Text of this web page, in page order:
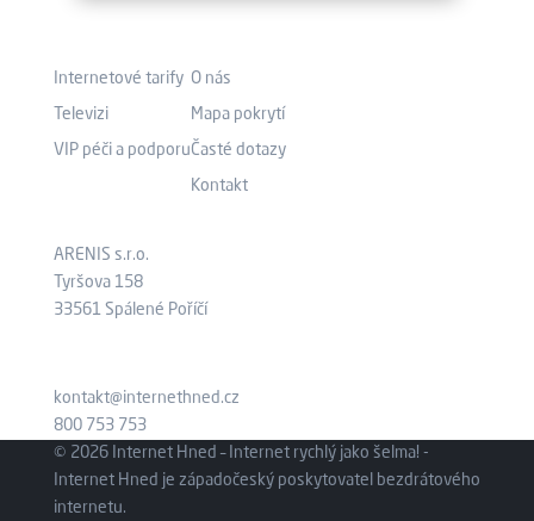
Internetové tarify
Televizi
VIP péči a podporu
O nás
Mapa pokrytí
Časté dotazy
Kontakt
ARENIS s.r.o.
Tyršova 158
33561 Spálené Poříčí
kontakt@internethned.cz
800 753 753
© 2026 Internet Hned – Internet rychlý jako šelma! -
Internet Hned je západočeský poskytovatel bezdrátového
internetu.